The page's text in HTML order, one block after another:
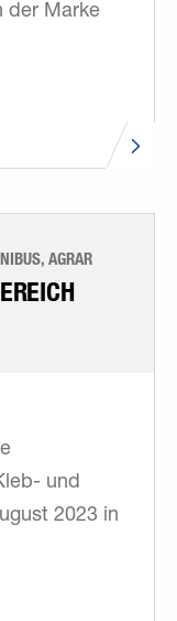
der Marke
AGRAR
und
2023 in